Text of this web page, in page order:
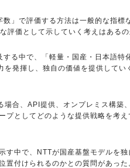
」で評価する方法は一般的な指標
価として示していく考えはあるの
る中で、「軽量・国産・日本語特
発揮し、独自の価値を提供してい
合、API提供、オンプレミス構築
プとしてどのような提供戦略を考
す中で、NTTが国産基盤モデルを
付けられるのかとの質問があった